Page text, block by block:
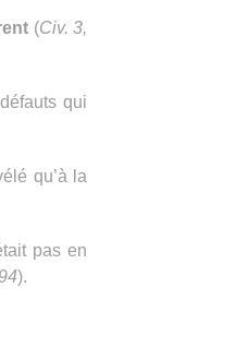
(Civ. 3,
qui
qu’à la
pas en
).